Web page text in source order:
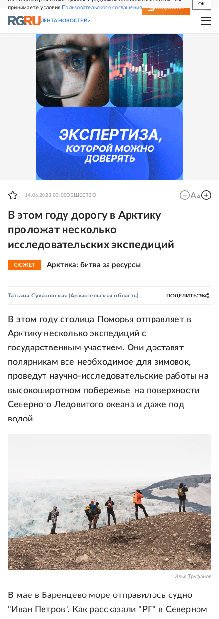
принимаете условия Пользовательского соглашения
OK
СВЕЖИЙ НОМЕР ПОДПИСКА
ЛЕНТА НОВОСТЕЙ
14.06.2023 03:00ОБЩЕСТВО
В этом году дорогу в Арктику
проложат несколько
исследовательских экспедиций
СЮЖЕТ Арктика: битва за ресурсы
Татьяна Сухановская (Архангельская область) ПОДЕЛИТЬСЯ
В этом году столица Поморья отправляет в
Арктику несколько экспедиций с
государственным участием. Они доставят
полярникам все необходимое для зимовок,
проведут научно-исследовательские работы на
высокоширотном побережье, на поверхности
Северного Ледовитого океана и даже под
водой.
Илья Труфанов
В мае в Баренцево море отправилось судно
"Иван Петров". Как рассказали "РГ" в Северном